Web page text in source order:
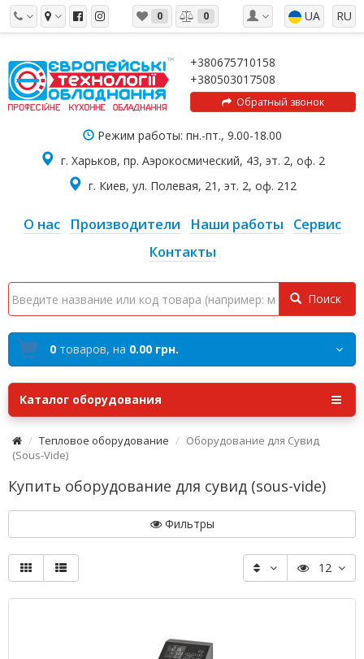
RU
UA
0 0
+380675710158
+380503017508
Обратный звонок
Режим работы: пн.-пт., 9.00-18.00
г. Харьков, пр. Аэрокосмический, 43, эт. 2, оф. 2
г. Киев, ул. Полевая, 21, эт. 2, оф. 212
О нас Производители Наши работы
Сервис
Контакты
Поиск
0 товаров, на 0.00 грн.
Каталог оборудования
Тепловое оборудование
Оборудование для Сувид
(Sous-Vide)
Купить оборудование для сувид (sous-vide)
Фильтры
12